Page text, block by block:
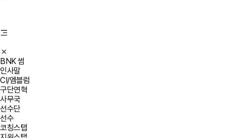
BNK 썸
인사말
CI/엠블럼
구단연혁
사무국
선수단
선수
코칭스탭